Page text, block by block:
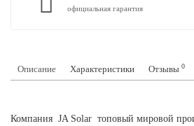
официальная гарантия
Описание Характеристики Отзывы 0
Компания JA Solar топовый мировой